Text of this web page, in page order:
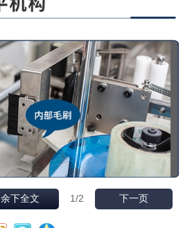
余下全文 1/2 下一页